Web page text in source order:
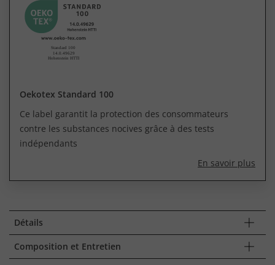
Oekotex Standard 100
Ce label garantit la protection des consommateurs
contre les substances nocives grâce à des tests
indépendants
En savoir plus
Détails
Composition et Entretien